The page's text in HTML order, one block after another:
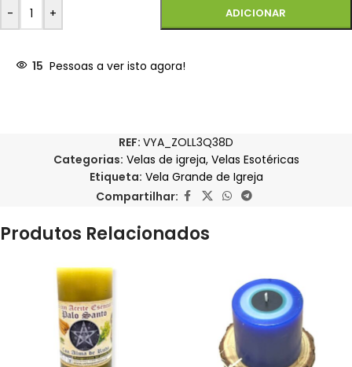
- + ADICIONAR
15 Pessoas a ver isto agora!
REF: VYA_ZOLL3Q38D
Categorias: Velas de igreja, Velas Esotéricas
Etiqueta: Vela Grande de Igreja
Compartilhar:
Produtos Relacionados